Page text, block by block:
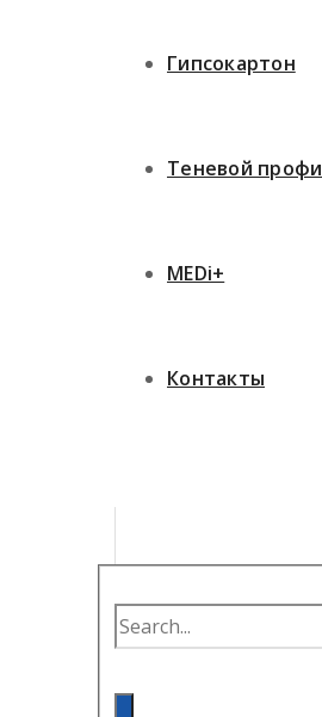
Гипсокартон
Теневой
MEDi+
Контакты